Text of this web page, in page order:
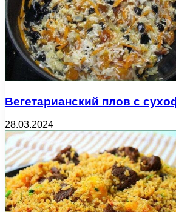
Вегетарианский плов с
28.03.2024